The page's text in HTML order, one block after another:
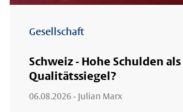
Gesellschaft
Schweiz - Hohe Schulden als
Qualitätssiegel?
06.08.2026- Julian Marx